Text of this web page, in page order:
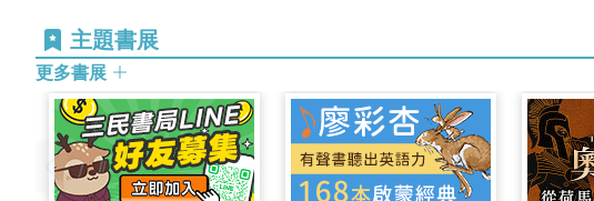
主題書展
更多書展